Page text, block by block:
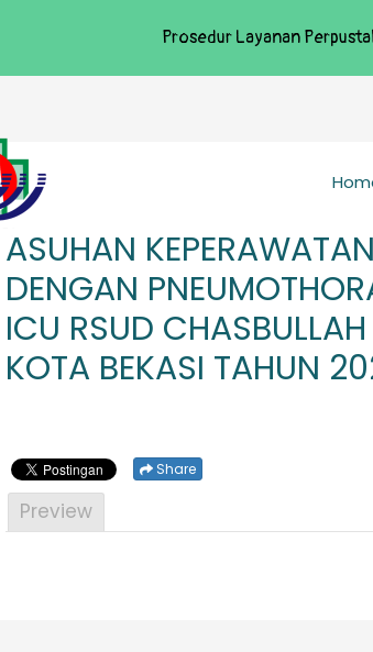
ASUHAN
DENGAN
ICU RSUD
KOTA BEKASI TAHUN
Share
Preview
Prosedur Layanan